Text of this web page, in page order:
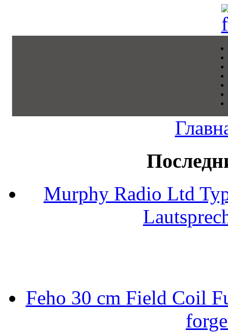
Murphy Radio Ltd
Feho 30 cm Field Coil